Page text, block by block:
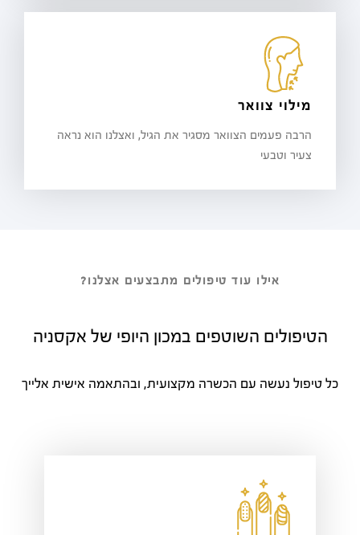
מילוי צוואר
הרבה פעמים הצוואר מסגיר את הגיל, ואצלנו הוא נראה
צעיר וטבעי
אילו עוד טיפולים מתבצעים אצלנו?
הטיפולים השוטפים במכון היופי של אקסניה
כל טיפול נעשה עם הכשרה מקצועית, ובהתאמה אישית אלייך